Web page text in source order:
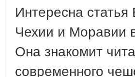
Интересна
Чехии и Моравии
Она знакомит
современного